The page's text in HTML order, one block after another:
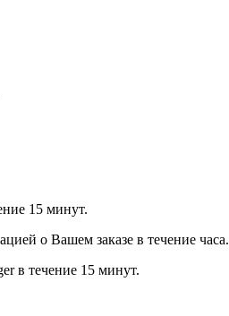
15 минут.
о Вашем заказе в течение часа.
в течение 15 минут.